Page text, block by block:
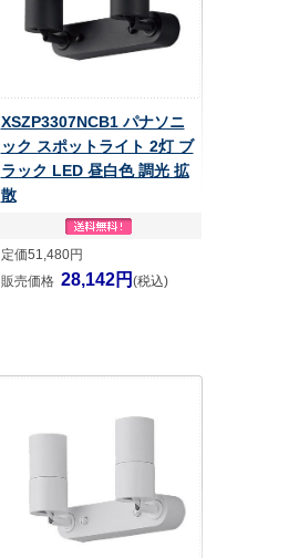
XSZP3307NCB1 パナソニ
ック スポットライト 2灯 ブ
ラック LED 昼白色 調光 拡
散
定価51,480円
販売価格 28,142円 (税込)